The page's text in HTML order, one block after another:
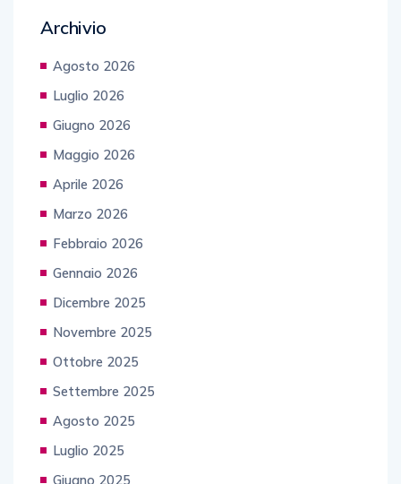
Archivio
Agosto 2026
Luglio 2026
Giugno 2026
Maggio 2026
Aprile 2026
Marzo 2026
Febbraio 2026
Gennaio 2026
Dicembre 2025
Novembre 2025
Ottobre 2025
Settembre 2025
Agosto 2025
Luglio 2025
Giugno 2025